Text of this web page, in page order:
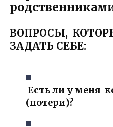
ВОПРОСЫ,
ЗАДАТЬ СЕБЕ:
Есть ли у меня
(потери)?